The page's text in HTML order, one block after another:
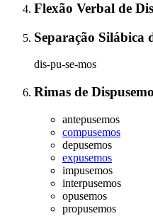
Flexão Verbal de
Separação Silábica
dis-pu-se-mos
Rimas de
antepusemos
compusemos
depusemos
expusemos
impusemos
interpusemos
opusemos
propusemos